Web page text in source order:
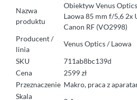
Nazwa
produktu
Obiektyw Venus
Laowa 85 mm f/5,6 2x
Canon RF (VO2998)
Producent /
linia
Venus Optics / Laowa
SKU
711ab8bc139d
Cena
2599 zł
Przeznaczenie Makro, praca z
Skala